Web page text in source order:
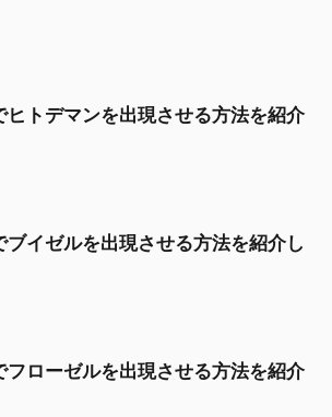
ヒトデマンを出現させる方法を紹介
イゼルを出現させる方法を紹介し
フローゼルを出現させる方法を紹介